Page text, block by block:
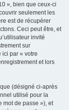
», bien que ceux-ci
seulement les
est de récupérer
Ceci peut être, et
invité
sur
ici par « votre
et lors
(désigné ci-après
utilisé pour la
mot de passe »), et